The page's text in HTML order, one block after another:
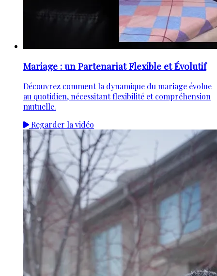
Mariage : un Partenariat Flexible et Évolutif
Découvrez comment la dynamique du mariage évolue
au quotidien, nécessitant flexibilité et compréhension
mutuelle.
Regarder la vidéo